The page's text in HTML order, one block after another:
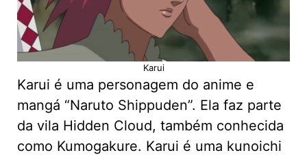
Karui
Karui é uma personagem do anime e
mangá “Naruto Shippuden”. Ela faz parte
da vila Hidden Cloud, também conhecida
como Kumogakure. Karui é uma kunoichi